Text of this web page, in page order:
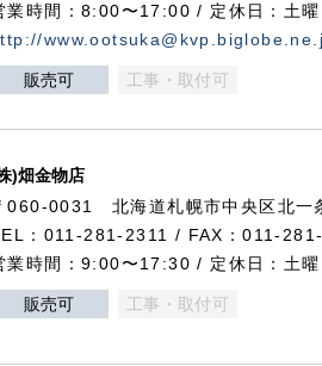
業時間：8:00〜17:00 / 定休日：土曜
販売可 工事・取付可
)畑金物店
060-0031 北海道札幌市中央区北一
：011-281-2311 / FAX：011-
業時間：9:00〜17:30 / 定休日：土曜
販売可 工事・取付可